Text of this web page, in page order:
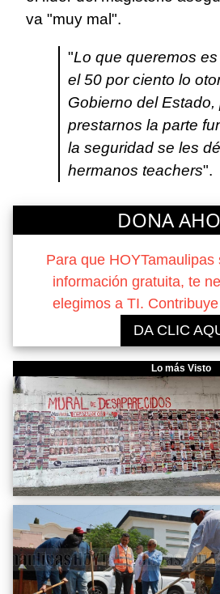
va "muy mal".
"Lo que queremos
el 50 por ciento lo
Gobierno del Estado,
prestarnos la parte
la seguridad se les
hermanos teachers".
DONA
Para que HOYTamaulipas
información gratuita, te
elegimos a TI.
DA CLIC
Lo más Visto